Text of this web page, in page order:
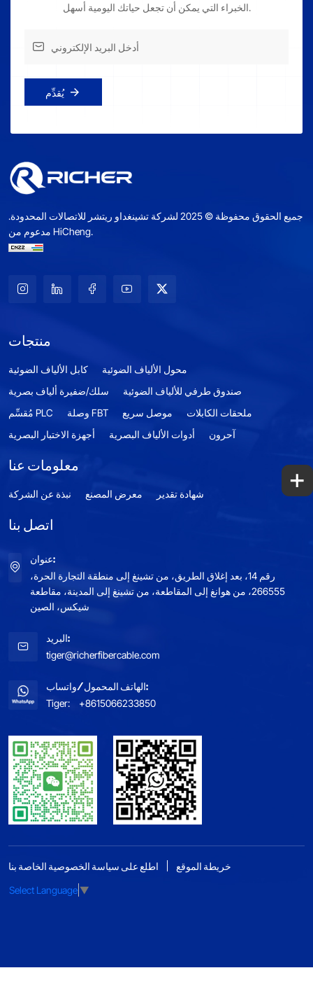
الخبراء التي يمكن أن تجعل حياتك اليومية أسهل.
يُقدِّم
جميع الحقوق محفوظة © 2025 لشركة تشينغداو ريتشر للاتصالات المحدودة.
مدعوم من HiCheng.
منتجات
كابل الألياف الضوئية
محول الألياف الضوئية
سلك/ضفيرة ألياف بصرية
صندوق طرفي للألياف الضوئية
مُقسِّم PLC
وصلة FBT موصل سريع
ملحقات الكابلات
أجهزة الاختبار البصرية
أدوات الألياف البصرية آحرون
معلومات عنا
نبذة عن الشركة معرض المصنع شهادة تقدير
اتصل بنا
عنوان:
رقم 14، بعد إغلاق الطريق، من تشينغ إلى منطقة التجارة الحرة،
266555، من هوانغ إلى المقاطعة، من تشينغ إلى المدينة، مقاطعة
شيكس، الصين
البريد:
tiger@richerfibercable.com
الهاتف المحمول/واتساب:
Tiger:
+8615066233850
اطلع على سياسة الخصوصية الخاصة بنا
خريطة الموقع
Select Language▼
+